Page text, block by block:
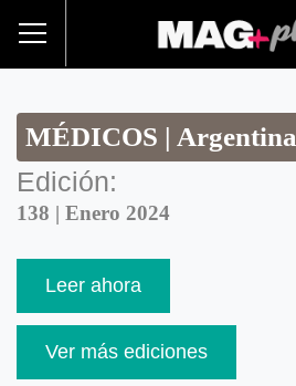
MÉDICOS | Argentina
Edición:
138 | Enero 2024
Leer ahora
Ver más ediciones